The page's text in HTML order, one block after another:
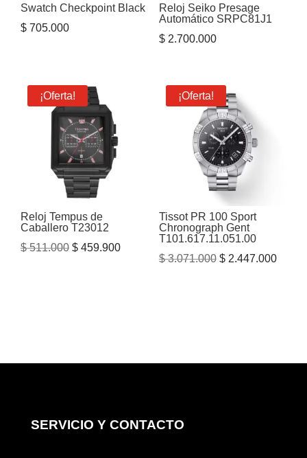
Swatch Checkpoint Black
$ 705.000
Reloj Seiko Presage
Automático SRPC81J1
$2.700.000
¡Oferta!
Reloj Tempus de
Caballero T23012
$511.000 El
$ 459.900El
¡Oferta!
Tissot PR 100 Sport
Chronograph Gent
T101.617.11.051.00
$3.071.000 El
$2.447.000El
SERVICIO Y CONTACTO